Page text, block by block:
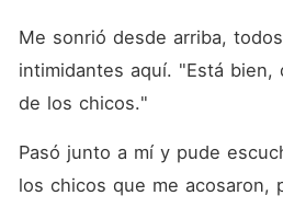
Me sonrió desde arriba,
intimidantes aquí. "Está bien,
de los chicos."
Pasó junto a mí y pude
los chicos que me acosaron,